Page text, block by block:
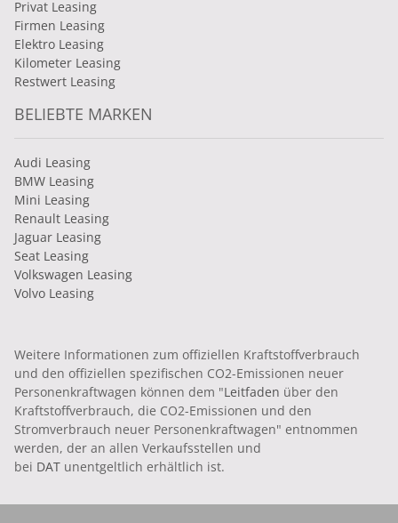
Privat Leasing
Firmen Leasing
Elektro Leasing
Kilometer Leasing
Restwert Leasing
BELIEBTE MARKEN
Audi Leasing
BMW Leasing
Mini Leasing
Renault Leasing
Jaguar Leasing
Seat Leasing
Volkswagen Leasing
Volvo Leasing
Weitere Informationen zum offiziellen Kraftstoffverbrauch
und den offiziellen spezifischen CO2-Emissionen neuer
Personenkraftwagen können dem "Leitfaden über den
Kraftstoffverbrauch, die CO2-Emissionen und den
Stromverbrauch neuer Personenkraftwagen" entnommen
werden, der an allen Verkaufsstellen und
bei DAT unentgeltlich erhältlich ist.